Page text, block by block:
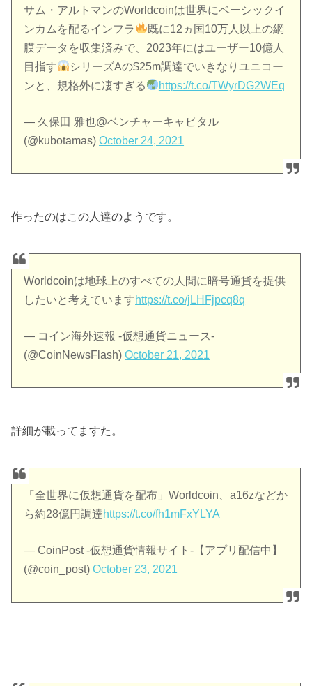
サム・アルトマンのWorldcoinは世界にベーシックイ
ンカムを配るインフラ
既に12ヵ国10万人以上の網
膜データを収集済みで、2023年にはユーザー10億人
目指す
シリーズAの$25m調達でいきなりユニコー
ンと、規格外に凄すぎる
https://t.co/TWyrDG2WEq
— 久保田 雅也@ベンチャーキャピタル
(@kubotamas)October 24, 2021
作ったのはこの人達のようです。
Worldcoinは地球上のすべての人間に暗号通貨を提供
したいと考えていますhttps://t.co/jLHFjpcq8q
— コイン海外速報 -仮想通貨ニュース-
(@CoinNewsFlash)October 21, 2021
詳細が載ってますた。
「全世界に仮想通貨を配布」Worldcoin、a16zなどか
ら約28億円調達https://t.co/fh1mFxYLYA
— CoinPost -仮想通貨情報サイト-【アプリ配信中】
(@coin_post)October 23, 2021